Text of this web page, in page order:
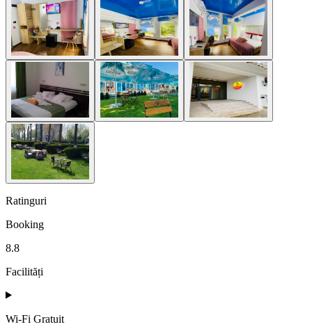
Ratinguri
Booking
8.8
Facilități
Wi-Fi Gratuit